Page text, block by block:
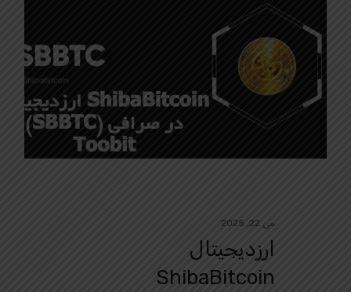
می 22, 2025
ارزدیجیتال
ShibaBitcoin